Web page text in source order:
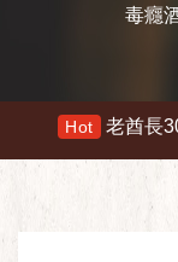
毒癮
老酋長30年